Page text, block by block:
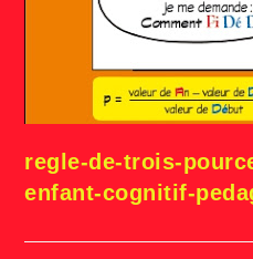
regle-de-trois-
enfant-cognitif-